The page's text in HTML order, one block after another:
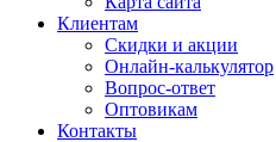
Клиентам
Скидки и акции
Онлайн-калькулятор
Вопрос-ответ
Оптовикам
Контакты